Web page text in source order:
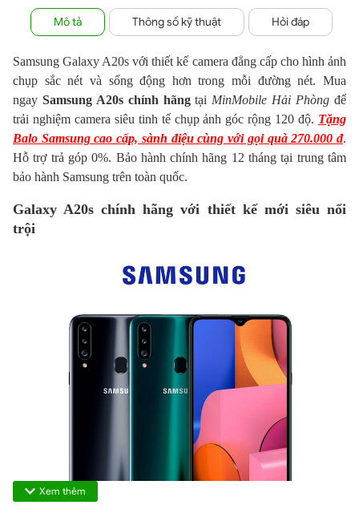
Mô tả Thông số kỹ thuật Hỏi đáp
Samsung Galaxy A20s với thiết kế camera đẳng cấp cho hình ảnh
chụp sắc nét và sống động hơn trong mỗi đường nét. Mua
ngay Samsung A20s chính hãngtại MinMobile Hải Phòng để
trải nghiệm camera siêu tinh tế chụp ảnh góc rộng 120 độ. Tặng
Balo Samsung cao cấp, sành điệu cùng với gọi quà 270.000 đ.
Hỗ trợ trả góp 0%. Bảo hành chính hãng 12 tháng tại trung tâm
bảo hành Samsung trên toàn quốc.
Galaxy A20s chính hãng với thiết kế mới siêu nổi
trội
Xem thêm